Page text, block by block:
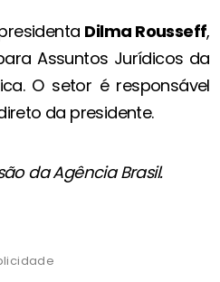
Dilma Rousseff,
Assuntos Jurídicos da
O setor é responsável
da presidente.
da Agência Brasil.